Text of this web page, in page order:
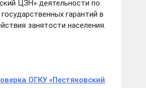
ЦЗН» деятельности по
гарантий в
занятости населения.
ОГКУ «Пестяковский